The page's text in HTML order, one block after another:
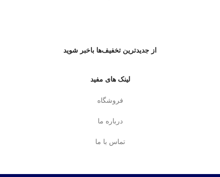
از جدیدترین تخفیف‌ها باخبر شوید
لینک های مفید
فروشگاه
درباره ما
تماس با ما